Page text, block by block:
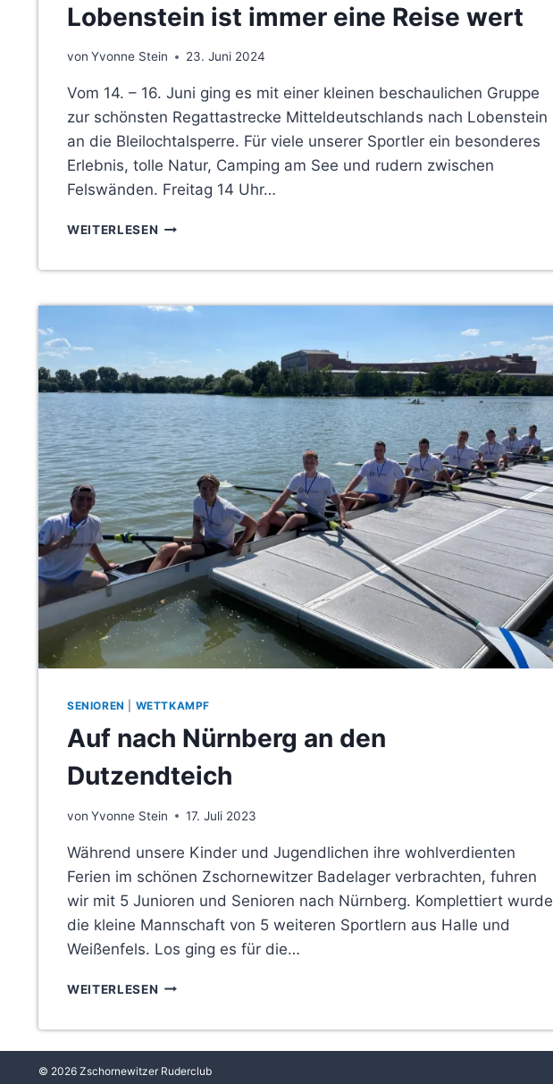
Lobenstein ist immer eine Reise wert
von Yvonne Stein 23. Juni 2024
Vom 14. – 16. Juni ging es mit einer kleinen beschaulichen Gruppe
zur schönsten Regattastrecke Mitteldeutschlands nach Lobenstein
an die Bleilochtalsperre. Für viele unserer Sportler ein besonderes
Erlebnis, tolle Natur, Camping am See und rudern zwischen
Felswänden. Freitag 14 Uhr…
WEITERLESEN LOBENSTEIN
SENIOREN WETTKAMPF
Auf nach Nürnberg an den
Dutzendteich
von Yvonne Stein 17. Juli 2023
Während unsere Kinder und Jugendlichen ihre wohlverdienten
Ferien im schönen Zschornewitzer Badelager verbrachten, fuhren
wir mit 5 Junioren und Senioren nach Nürnberg. Komplettiert wurde
die kleine Mannschaft von 5 weiteren Sportlern aus Halle und
Weißenfels. Los ging es für die…
WEITERLESEN AUF
DUTZENDTEICH
© 2026 Zschornewitzer Ruderclub